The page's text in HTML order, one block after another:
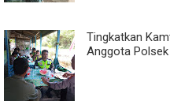
Tingkatkan
Anggota